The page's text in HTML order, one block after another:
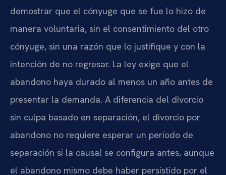
demostrar que el cónyuge que se fue lo hizo de
manera voluntaria, sin el consentimiento del otro
cónyuge, sin una razón que lo justifique y con la
intención de no regresar. La ley exige que el
abandono haya durado al menos un año antes de
presentar la demanda. A diferencia del divorcio
sin culpa basado en separación, el divorcio por
abandono no requiere esperar un período de
separación si la causal se configura antes, aunque
el abandono mismo debe haber persistido por el